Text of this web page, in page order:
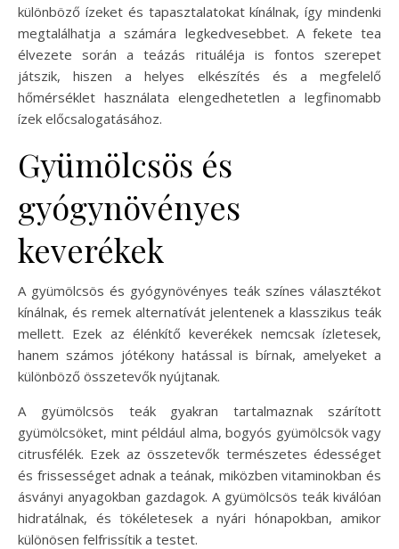
különböző ízeket és tapasztalatokat kínálnak, így mindenki
megtalálhatja a számára legkedvesebbet. A fekete tea
élvezete során a teázás rituáléja is fontos szerepet
játszik, hiszen a helyes elkészítés és a megfelelő
hőmérséklet használata elengedhetetlen a legfinomabb
ízek előcsalogatásához.
Gyümölcsös és
gyógynövényes
keverékek
A gyümölcsös és gyógynövényes teák színes választékot
kínálnak, és remek alternatívát jelentenek a klasszikus teák
mellett. Ezek az élénkítő keverékek nemcsak ízletesek,
hanem számos jótékony hatással is bírnak, amelyeket a
különböző összetevők nyújtanak.
A gyümölcsös teák gyakran tartalmaznak szárított
gyümölcsöket, mint például alma, bogyós gyümölcsök vagy
citrusfélék. Ezek az összetevők természetes édességet
és frissességet adnak a teának, miközben vitaminokban és
ásványi anyagokban gazdagok. A gyümölcsös teák kiválóan
hidratálnak, és tökéletesek a nyári hónapokban, amikor
különösen felfrissítik a testet.